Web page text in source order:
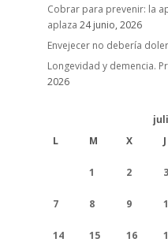
Cobrar para prevenir: la
aplaza 24 junio, 2026
Envejecer no debería
Longevidad y demencia.
2026
L M X J
1 2 3
7 8 9
14 15 16